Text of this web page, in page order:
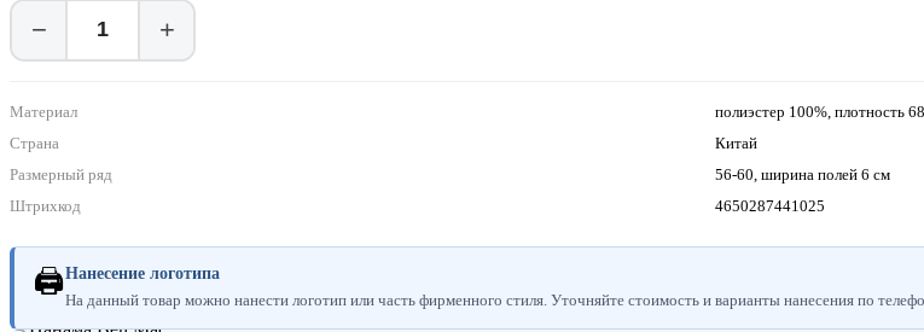
− +
Материал
полиэстер 100%, плотность
Страна
Китай
Размерный ряд
56-60, ширина полей 6 см
Штрихкод
4650287441025
🖨Нанесение логотипа
На данный товар можно нанести логотип или часть фирменного стиля. Уточняйте стоимость и варианты нанесения по